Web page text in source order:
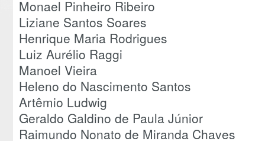
Monael Pinheiro Ribeiro
Liziane Santos Soares
Henrique Maria Rodrigues
Luiz Aurélio Raggi
Manoel Vieira
Heleno do Nascimento Santos
Artêmio Ludwig
Geraldo Galdino de Paula Júnior
Raimundo Nonato de Miranda Chaves